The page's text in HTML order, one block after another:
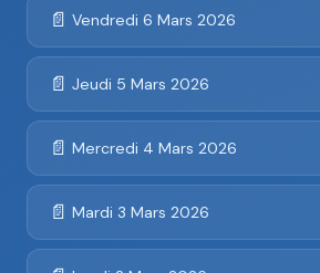
📄 Vendredi 6 Mars 2026
📄 Jeudi 5 Mars 2026
📄 Mercredi 4 Mars 2026
📄 Mardi 3 Mars 2026